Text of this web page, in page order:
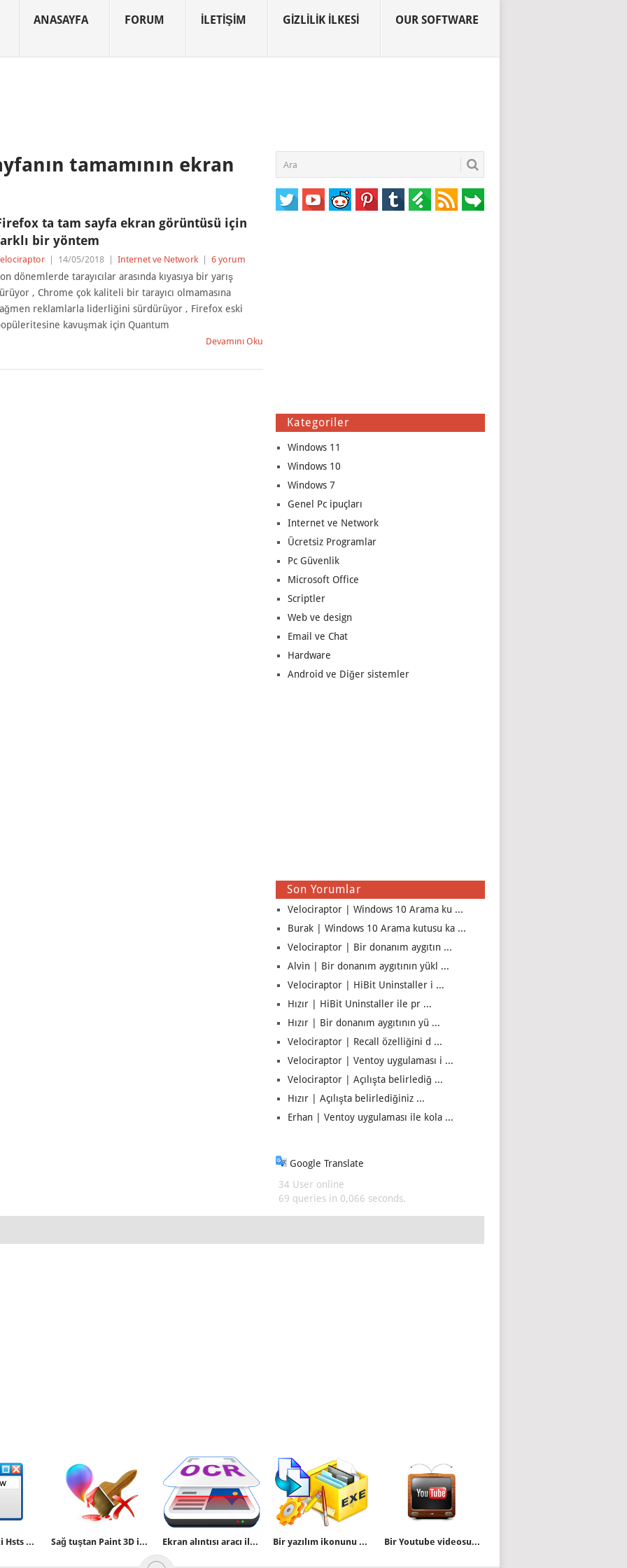
ANASAYFA FORUM İLETIŞIM GIZLILIK İLKESI OUR SOFTWARE
tamamının ekran
ta tam sayfa ekran görüntüsü için
bir yöntem
14/05/2018 Internet ve Network 6 yorum
dönemlerde tarayıcılar arasında kıyasıya bir yarış
, Chrome çok kaliteli bir tarayıcı olmamasına
reklamlarla liderliğini sürdürüyor , Firefox eski
kavuşmak için Quantum
Devamını Oku
Kategoriler
Windows 11
Windows 10
Windows 7
Genel Pc ipuçları
Internet ve Network
Ücretsiz Programlar
Pc Güvenlik
Microsoft Office
Scriptler
Web ve design
Email ve Chat
Hardware
Android ve Diğer sistemler
Son Yorumlar
Velociraptor | Windows 10 Arama ku ...
Burak | Windows 10 Arama kutusu ka ...
Velociraptor | Bir donanım aygıtın ...
Alvin | Bir donanım aygıtının yükl ...
Velociraptor | HiBit Uninstaller i ...
Hızır | HiBit Uninstaller ile pr ...
Hızır | Bir donanım aygıtının yü ...
Velociraptor | Recall özelliğini d ...
Velociraptor | Ventoy uygulaması i ...
Velociraptor | Açılışta belirlediğ ...
Hızır | Açılışta belirlediğiniz ...
Erhan | Ventoy uygulaması ile kola ...
Google Translate
34 User online
69 queries in 0,066 seconds.
Tarayıcılardaki Hsts hatalarını giderelim Sağ tuştan Paint 3D ile düzenle seçeneğini kaldıralım Ekran alıntısı aracı ile resimdeki yazıları kopyalayın Bir yazılım ikonunu kolayca alalım Bir Youtube videosunun belirli bir dakika ve saniyesine link vermek